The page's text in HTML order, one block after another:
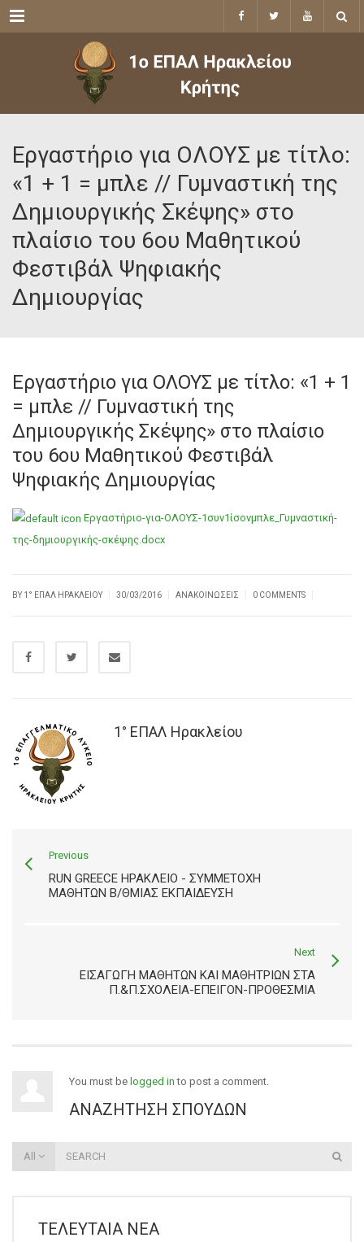
Menu
Εργαστήριο για ΟΛΟΥΣ με τίτλο:
«1 + 1 = μπλε // Γυμναστική της
Δημιουργικής Σκέψης» στο
πλαίσιο του 6ου Μαθητικού
Φεστιβάλ Ψηφιακής
Δημιουργίας
Εργαστήριο για ΟΛΟΥΣ με τίτλο: «1 + 1
= μπλε // Γυμναστική της
Δημιουργικής Σκέψης» στο πλαίσιο
του 6ου Μαθητικού Φεστιβάλ
Ψηφιακής Δημιουργίας
Εργαστήριο-για-ΟΛΟΥΣ-1συν1ίσονμπλε_Γυμναστική-
της-δημιουργικής-σκέψης.docx
BY1° ΕΠΑΛ ΗΡΑΚΛΕΊΟΥ 30/03/2016 ΑΝΑΚΟΙΝΏΣΕΙΣ 0 COMMENTS
1° ΕΠΑΛ Ηρακλείου
Previous
RUN GREECE ΗΡΑΚΛΕΙΟ - ΣΥΜΜΕΤΟΧΗ
ΜΑΘΗΤΩΝ Β/ΘΜΙΑΣ ΕΚΠΑΙΔΕΥΣΗ
Next
ΕΙΣΑΓΩΓΗ ΜΑΘΗΤΩΝ ΚΑΙ ΜΑΘΗΤΡΙΩΝ ΣΤΑ
Π.&Π.ΣΧΟΛΕΙΑ-ΕΠΕΙΓΟΝ-ΠΡΟΘΕΣΜΙΑ
You must be logged in to post a comment.
ΑΝΑΖΉΤΗΣΗ ΣΠΟΥΔΏΝ
All
ΤΕΛΕΥΤΑΊΑ ΝΈΑ